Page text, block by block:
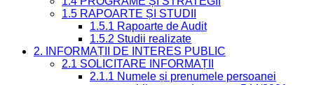
1.5 RAPOARTE ȘI STUDII
1.5.1 Rapoarte de Audit
1.5.2 Studii realizate
2. INFORMAȚII DE INTERES PUBLIC
2.1 SOLICITARE INFORMAȚII
2.1.1 Numele și prenumele persoanei